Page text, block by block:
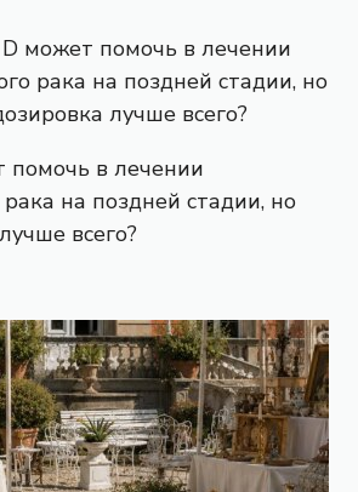
в лечении
на поздней стадии, но
всего?